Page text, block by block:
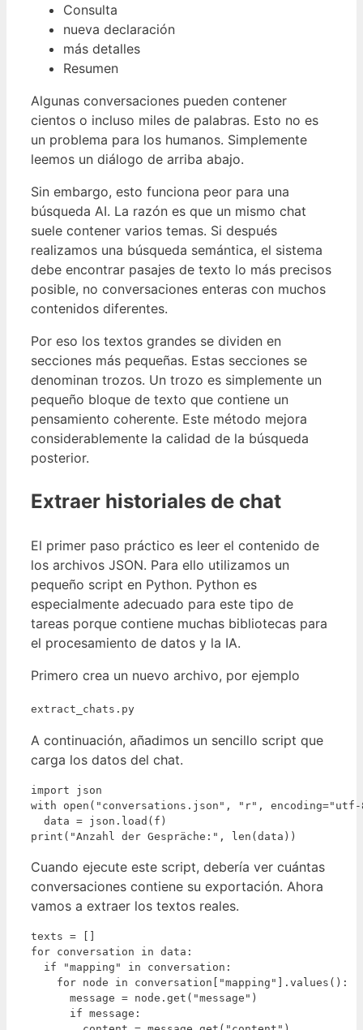
Consulta
nueva declaración
más detalles
Resumen
Algunas conversaciones pueden contener
cientos o incluso miles de palabras. Esto no es
un problema para los humanos. Simplemente
leemos un diálogo de arriba abajo.
Sin embargo, esto funciona peor para una
búsqueda AI. La razón es que un mismo chat
suele contener varios temas. Si después
realizamos una búsqueda semántica, el sistema
debe encontrar pasajes de texto lo más precisos
posible, no conversaciones enteras con muchos
contenidos diferentes.
Por eso los textos grandes se dividen en
secciones más pequeñas. Estas secciones se
denominan trozos. Un trozo es simplemente un
pequeño bloque de texto que contiene un
pensamiento coherente. Este método mejora
considerablemente la calidad de la búsqueda
posterior.
Extraer historiales de chat
El primer paso práctico es leer el contenido de
los archivos JSON. Para ello utilizamos un
pequeño script en Python. Python es
especialmente adecuado para este tipo de
tareas porque contiene muchas bibliotecas para
el procesamiento de datos y la IA.
Primero crea un nuevo archivo, por ejemplo
extract_chats.py
A continuación, añadimos un sencillo script que
carga los datos del chat.
import json
with open("conversations.json", "r",
  data = json.load(f)
print("Anzahl der Gespräche:", len(data))
Cuando ejecute este script, debería ver cuántas
conversaciones contiene su exportación. Ahora
vamos a extraer los textos reales.
texts = []
for conversation in data:
  if "mapping" in conversation:
    for node in conversation["mapping"].values():
      message = node.get("message")
      if message: